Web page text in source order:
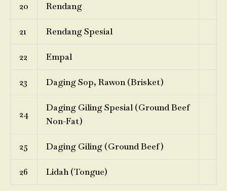
20 Rendang
21 Rendang Spesial
22 Empal
23 Daging Sop, Rawon (Brisket)
24
Daging Giling Spesial (Ground Beef
Non-Fat)
25 Daging Giling (Ground Beef)
26 Lidah (Tongue)